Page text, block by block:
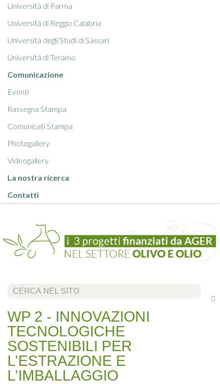
Università di Parma
Università di Reggio Calabria
Università degli Studi di Sassari
Università di Teramo
Comunicazione
Eventi
Rassegna Stampa
Comunicati Stampa
Photogallery
Videogallery
La nostra ricerca
Contatti
Cerca...
WP 2 - INNOVAZIONI
TECNOLOGICHE
SOSTENIBILI PER
L’ESTRAZIONE E
L’IMBALLAGGIO